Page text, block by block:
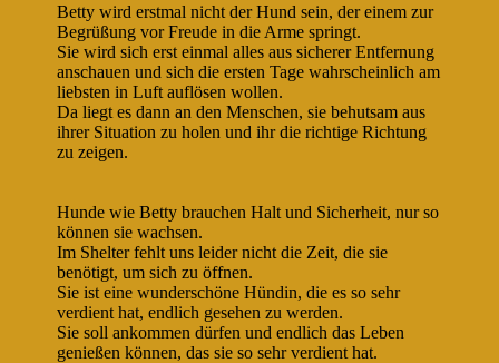
Betty wird erstmal nicht der Hund sein, der einem zur
Begrüßung vor Freude in die Arme springt.
Sie wird sich erst einmal alles aus sicherer Entfernung
anschauen und sich die ersten Tage wahrscheinlich am
liebsten in Luft auflösen wollen.
Da liegt es dann an den Menschen, sie behutsam aus
ihrer Situation zu holen und ihr die richtige Richtung
zu zeigen.
Hunde wie Betty brauchen Halt und Sicherheit, nur so
können sie wachsen.
Im Shelter fehlt uns leider nicht die Zeit, die sie
benötigt, um sich zu öffnen.
Sie ist eine wunderschöne Hündin, die es so sehr
verdient hat, endlich gesehen zu werden.
Sie soll ankommen dürfen und endlich das Leben
genießen können, das sie so sehr verdient hat.